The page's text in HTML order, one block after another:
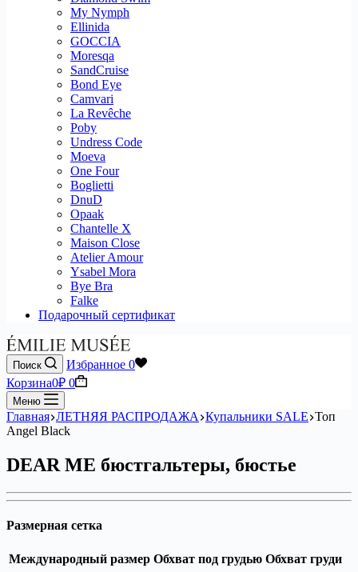
My Nymph
Ellinida
GOCCIA
Moresqa
SandCruise
Bond Eye
Camvari
La Revêche
Poby
Undress Code
Moeva
One Four
Boglietti
DnuD
Opaak
Chantelle X
Maison Close
Atelier Amour
Ysabel Mora
Bye Bra
Falke
Подарочный сертификат
Поиск Избранное 0
Корзина0₽ 0
Меню
Главная ЛЕТНЯЯ РАСПРОДАЖА Купальники SALE Топ
Angel Black
DEAR ME бюстгальтеры, бюстье
Размерная сетка
Международный размер Обхват под грудью Обхват груди